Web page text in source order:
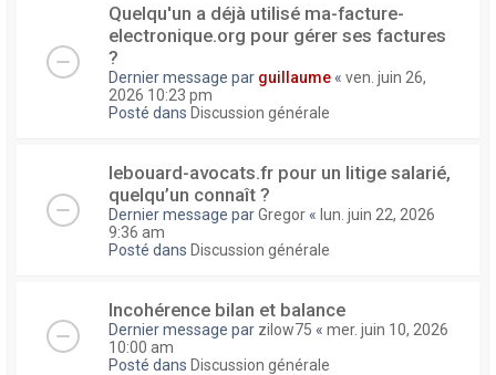
Quelqu'un a déjà utilisé ma-facture-
electronique.org pour gérer ses factures
?
Dernier message par guillaume « ven. juin 26,
2026 10:23 pm
Posté dans Discussion générale
lebouard-avocats.fr pour un litige salarié,
quelqu’un connaît ?
Dernier message parGregor « lun. juin 22, 2026
9:36 am
Posté dans Discussion générale
Incohérence bilan et balance
Dernier message par zilow75 « mer. juin 10, 2026
10:00 am
Posté dans Discussion générale